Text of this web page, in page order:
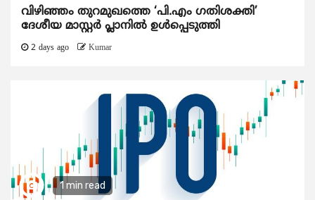
വിഴിഞ്ഞം തുറമുഖത്തെ ‘പി.എം ഗതിശക്തി’
ദേശീയ മാസ്റ്റർ പ്ലാനിൽ ഉൾപ്പെടുത്തി
2 days ago Kumar
1 min read